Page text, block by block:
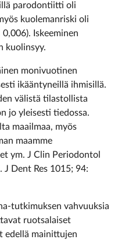
parodontiitti oli
kuolemanriski oli
Iskeeminen
kuolinsyy.
monivuotinen
ikääntyneillä ihmisillä.
välistä tilastollista
jo yleisesti tiedossa.
maailmaa, myös
maamme
ym. J Clin Periodontol
Dent Res 1015; 94:
tutkimuksen vahvuuksia
ruotsalaiset
edellä mainittujen